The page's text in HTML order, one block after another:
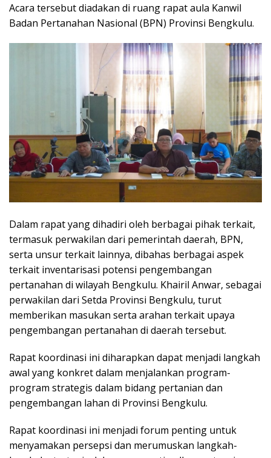
Acara tersebut diadakan di ruang rapat aula Kanwil
Badan Pertanahan Nasional (BPN) Provinsi Bengkulu.
Dalam rapat yang dihadiri oleh berbagai pihak terkait,
termasuk perwakilan dari pemerintah daerah, BPN,
serta unsur terkait lainnya, dibahas berbagai aspek
terkait inventarisasi potensi pengembangan
pertanahan di wilayah Bengkulu. Khairil Anwar, sebagai
perwakilan dari Setda Provinsi Bengkulu, turut
memberikan masukan serta arahan terkait upaya
pengembangan pertanahan di daerah tersebut.
Rapat koordinasi ini diharapkan dapat menjadi langkah
awal yang konkret dalam menjalankan program-
program strategis dalam bidang pertanian dan
pengembangan lahan di Provinsi Bengkulu.
Rapat koordinasi ini menjadi forum penting untuk
menyamakan persepsi dan merumuskan langkah-